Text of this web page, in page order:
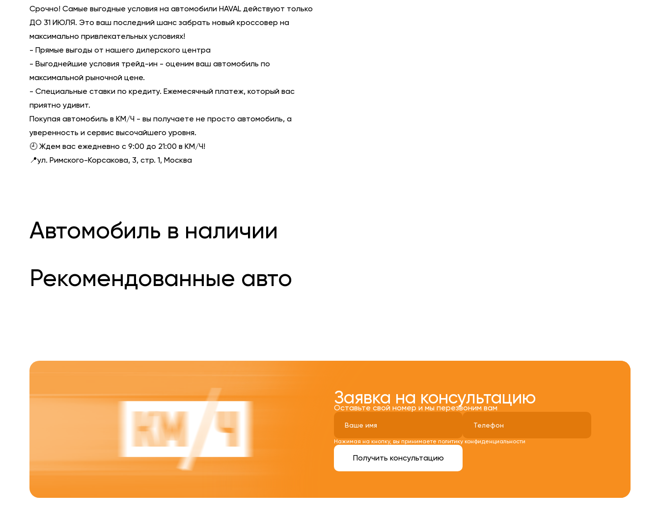
Срочно! Самые выгодные условия на автомобили HAVAL действуют только
ДО 31 ИЮЛЯ. Это ваш последний шанс забрать новый кроссовер на
максимально привлекательных условиях!
- Прямые выгоды от нашего дилерского центра
- Выгоднейшие условия трейд-ин - оценим ваш автомобиль по
максимальной рыночной цене.
- Специальные ставки по кредиту. Ежемесячный платеж, который вас
приятно удивит.
Покупая автомобиль в КМ/Ч - вы получаете не просто автомобиль, а
уверенность и сервис высочайшего уровня.
🕘 Ждем вас ежедневно с 9:00 до 21:00 в КМ/Ч!
📍ул. Римского-Корсакова, 3, стр. 1, Москва
Автомобиль в наличии
Рекомендованные авто
Заявка на консультацию
Оставьте свой номер и мы перезвоним вам
Нажимая на кнопку, вы принимаете политику конфиденциальности
Получить консультацию